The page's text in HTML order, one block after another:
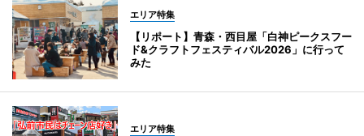
エリア特集
【リポート】青森・西目屋「白神ピークスフー
ド&クラフトフェスティバル2026」に行って
みた
エリア特集